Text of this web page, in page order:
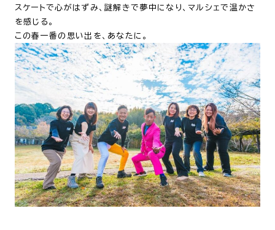
スケートで心がはずみ、謎解きで夢中になり、マルシェで温かさ
を感じる。
この春一番の思い出を、あなたに。